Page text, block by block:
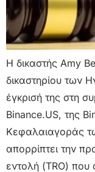
Η δικαστής Amy
δικαστηρίου των
έγκρισή της στη
Binance.US, της
Κεφαλαιαγοράς
απορρίπτει την
εντολή (TRO)